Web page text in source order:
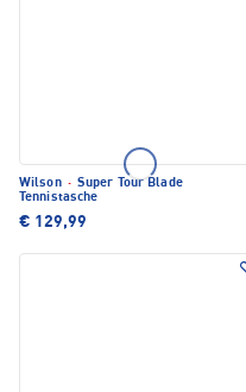
Wilson · Super Tour Blade
Tennistasche
€ 129,99